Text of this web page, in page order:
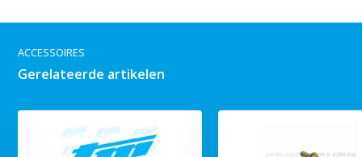
ACCESSOIRES
Gerelateerde artikelen